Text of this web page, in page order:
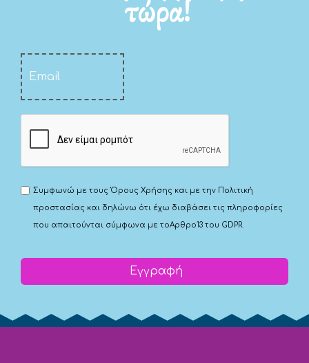
τώρα!
Συμφωνώ με τουςΌρους Χρήσης και με την Πολιτική
προστασίας και δηλώνω ότι έχω διαβάσει τις πληροφορίες
που απαιτούνται σύμφωνα με τοΑρθρο13 του GDPR.
Εγγραφή